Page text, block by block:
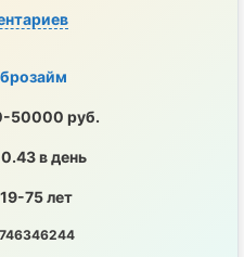
50000 руб.
в день
19-75 лет